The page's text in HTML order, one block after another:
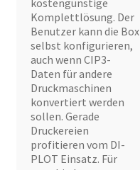
kostengünstige
Komplettlösung. Der
Benutzer kann die Box
selbst konfigurieren,
auch wenn CIP3-
Daten für andere
Druckmaschinen
konvertiert werden
sollen. Gerade
Druckereien
profitieren vom DI-
PLOT Einsatz. Für